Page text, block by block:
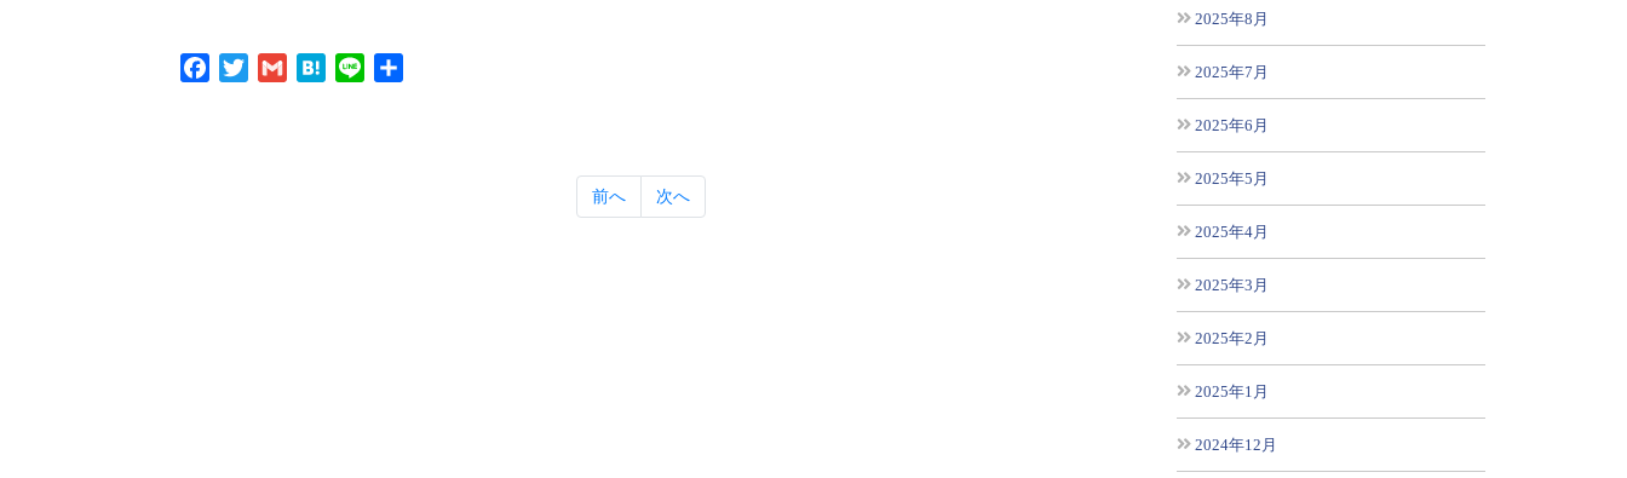
Facebook
TwitterGmail Hatena
Line
前へ 次へ
2025年8月
2025年7月
2025年6月
2025年5月
2025年4月
2025年3月
2025年2月
2025年1月
2024年12月